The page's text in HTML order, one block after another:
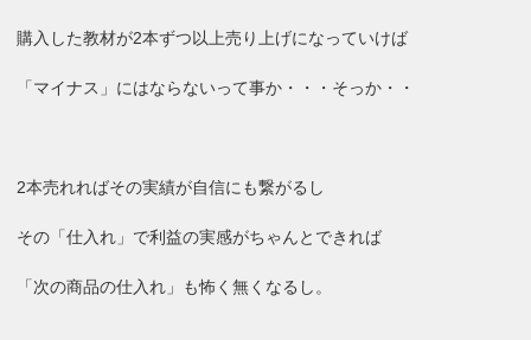
購入した教材が2本ずつ以上売り上げになっていけば
「マイナス」にはならないって事か・・・そっか・・
2本売れればその実績が自信にも繋がるし
その「仕入れ」で利益の実感がちゃんとできれば
「次の商品の仕入れ」も怖く無くなるし。